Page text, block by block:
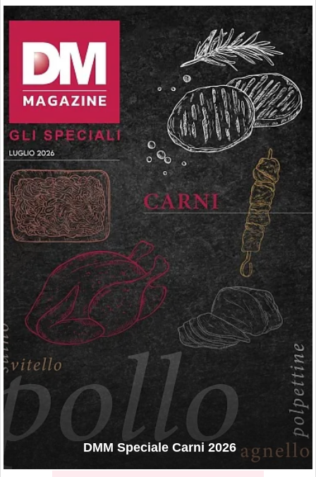
DMM Speciale Carni 2026